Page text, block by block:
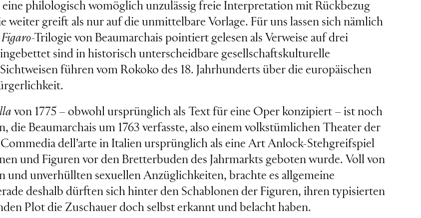
philologisch womöglich unzulässig freie Interpretation mit Rückbezug
weiter greift als nur auf die unmittelbare Vorlage. Für uns lassen sich nämlich
Figaro-Trilogie von Beaumarchais pointiert gelesen als Verweise auf drei
sind in historisch unterscheidbare gesellschaftskulturelle
führen vom Rokoko des 18. Jahrhunderts über die europäischen
von 1775 – obwohl ursprünglich als Text für eine Oper konzipiert – ist noch
die Beaumarchais um 1763 verfasste, also einem volkstümlichen Theater der
dell’arte in Italien ursprünglich als eine Art Anlock-Stehgreifspiel
und Figuren vor den Bretterbuden des Jahrmarkts geboten wurde. Voll von
unverhüllten sexuellen Anzüglichkeiten, brachte es allgemeine
deshalb dürften sich hinter den Schablonen der Figuren, ihren typisierten
Plot die Zuschauer doch selbst erkannt und belacht haben.